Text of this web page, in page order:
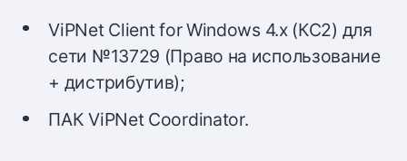
ViPNet Client for Windows 4.х (КС2) для
сети №13729 (Право на использование
+ дистрибутив);
ПАК ViPNet Coordinator.